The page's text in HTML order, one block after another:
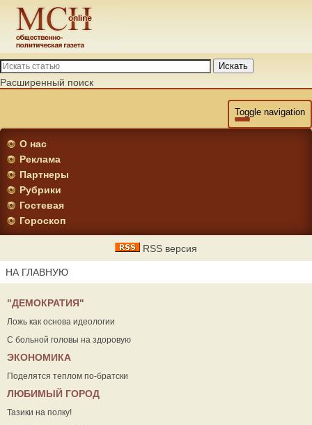
Искать
Расширенный поиск
Toggle navigation
О нас
Реклама
Партнеры
Рубрики
Гостевая
Гороскоп
RSS версия
НА ГЛАВНУЮ
"ДЕМОКРАТИЯ"
Ложь как основа идеологии
С больной головы на здоровую
ЭКОНОМИКА
Поделятся теплом по-братски
ЛЮБИМЫЙ ГОРОД
Тазики на полку!